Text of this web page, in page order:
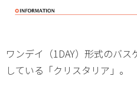
ワンデイ（1DAY）形式のバ
している「クリスタリア」。